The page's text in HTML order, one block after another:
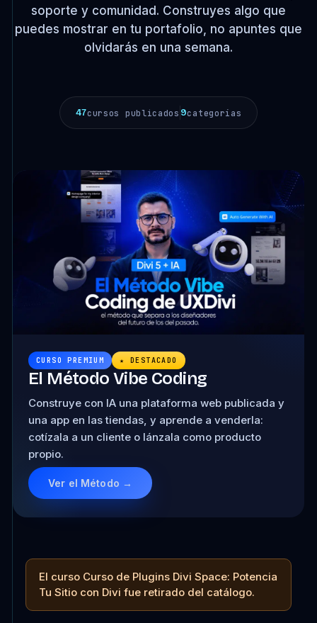
soporte y comunidad. Construyes algo que
puedes mostrar en tu portafolio, no apuntes que
olvidarás en una semana.
47cursos publicados 9categorías
CURSO PREMIUM ★ DESTACADO
El Método Vibe Coding
Construye con IA una plataforma web publicada y
una app en las tiendas, y aprende a venderla:
cotízala a un cliente o lánzala como producto
propio.
Ver el Método →
El curso Curso de Plugins Divi Space: Potencia
Tu Sitio con Divi fue retirado del catálogo.